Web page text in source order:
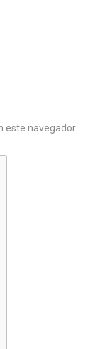
este navegador